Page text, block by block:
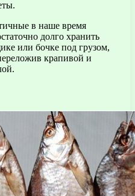
в наше время
долго хранить
или бочке под грузом,
крапивой и